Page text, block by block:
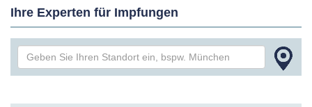
Ihre Experten für Impfungen